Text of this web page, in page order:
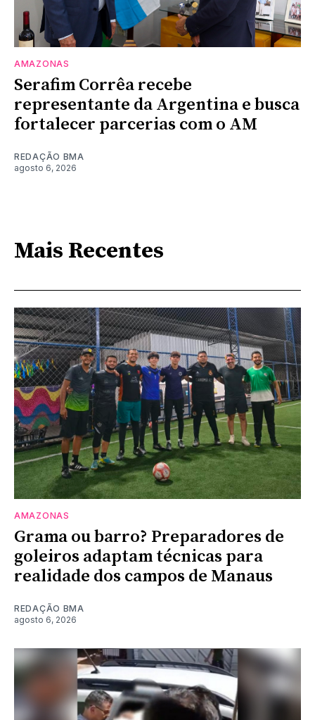
AMAZONAS
Serafim Corrêa recebe
representante da Argentina e busca
fortalecer parcerias com o AM
REDAÇÃO BMA
agosto 6, 2026
Mais Recentes
AMAZONAS
Grama ou barro? Preparadores de
goleiros adaptam técnicas para
realidade dos campos de Manaus
REDAÇÃO BMA
agosto 6, 2026